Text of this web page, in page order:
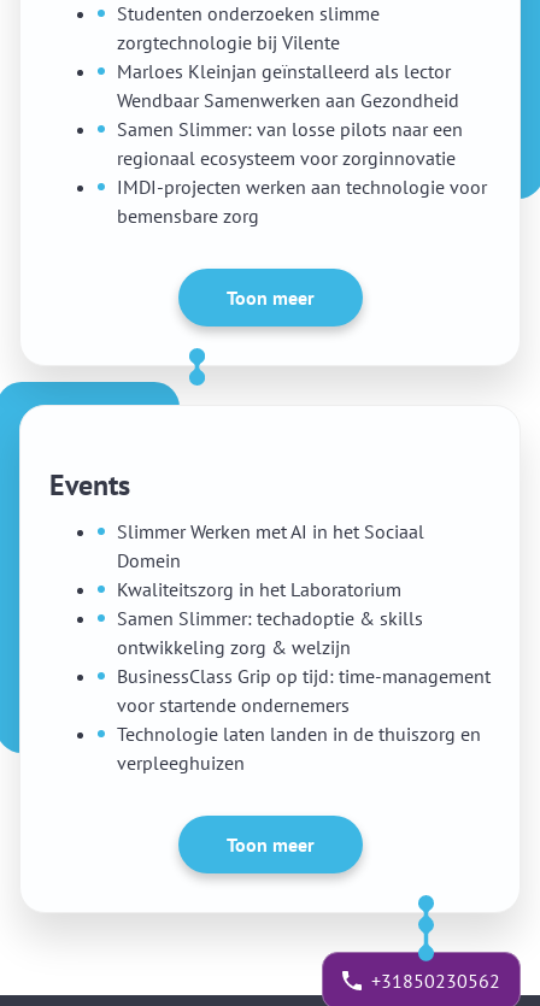
Studenten onderzoeken slimme
zorgtechnologie bij Vilente
Marloes Kleinjan geïnstalleerd als lector
Wendbaar Samenwerken aan Gezondheid
Samen Slimmer: van losse pilots naar een
regionaal ecosysteem voor zorginnovatie
IMDI-projecten werken aan technologie voor
bemensbare zorg
Toon meer
Events
Slimmer Werken met AI in het Sociaal
Domein
Kwaliteitszorg in het Laboratorium
Samen Slimmer: techadoptie & skills
ontwikkeling zorg & welzijn
BusinessClass Grip op tijd: time-management
voor startende ondernemers
Technologie laten landen in de thuiszorg en
verpleeghuizen
Toon meer
+31850230562